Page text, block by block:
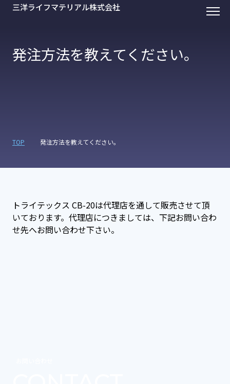
三洋ライフマテリアル株式会社
発注方法を教えてください。
TOP 発注方法を教えてください。
トライテックス CB-20は代理店を通して販売させて頂
いております。代理店につきましては、下記お問い合わ
せ先へお問い合わせ下さい。